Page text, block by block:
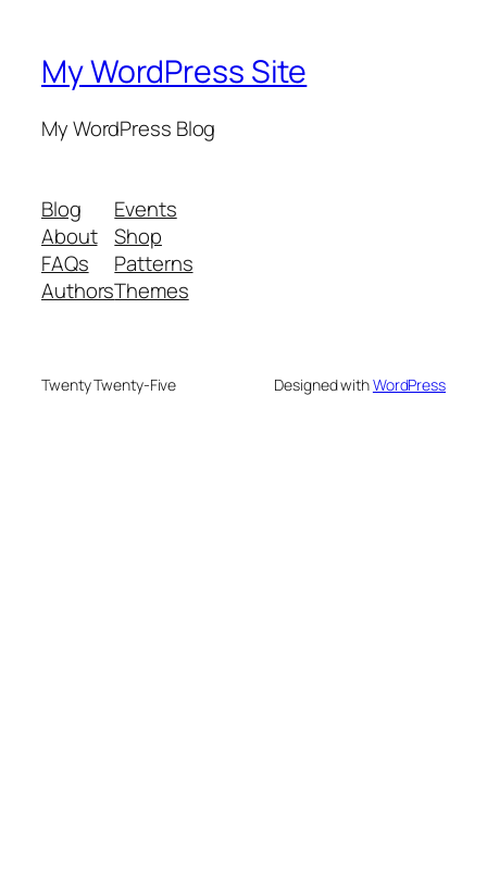
My WordPress Site
My WordPress Blog
Blog
About
FAQs
Authors
Events
Shop
Patterns
Themes
Twenty Twenty-Five Designed withWordPress